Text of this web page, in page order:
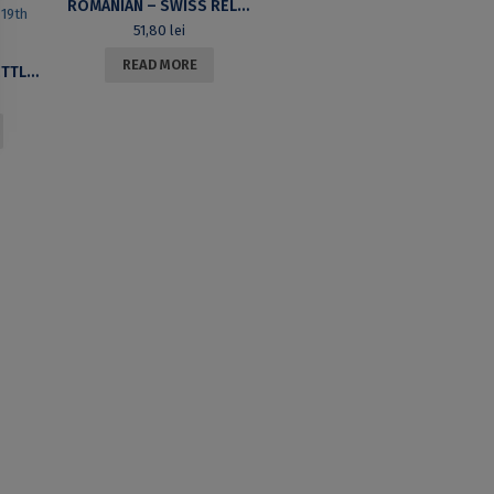
URBAN OR RURAL SETTLEMENTS? TOWNS IN THE ROMANIAN COUNTRIES AT THE END OF THE 17TH CENTURY AND THE BEGINNING OF THE 19TH CENTURY
ROMANIAN – SWISS RELATIONS. GENERAL BIBLIOGRAPHY
51,80lei
READ MORE